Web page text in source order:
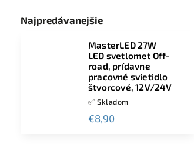
Najpredávanejšie
MasterLED 27W
LED svetlomet Off-
road, prídavne
pracovné svietidlo
štvorcové, 12V/24V
✅ Skladom
€8,90